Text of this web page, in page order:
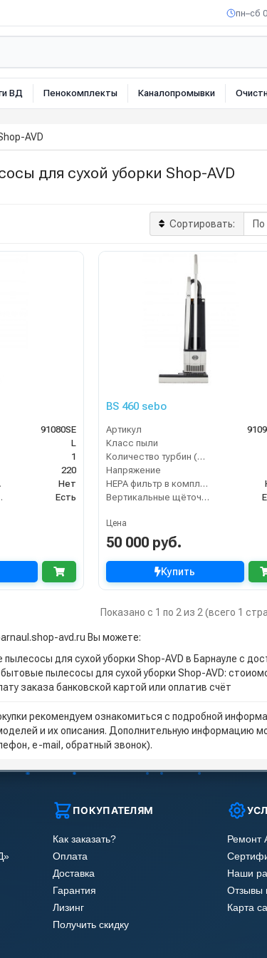
пн–сб
ВД Пенокомплекты Каналопромывки
AVD
для сухой уборки Shop-AVD
Сортировать:
91080SE
L
1
220
Нет
Есть
BS 460 sebo
Артикул
Класс пыли
Количество турбин (шт)
Напряжение
HEPA фильтр в комплекте
Вертикальные щёточные пылесосы
Цена
50 000 руб.
Купить
Показано с 1 по 2 из 2 (всего 1
avd.ru Вы можете:
пылесосы для сухой уборки Shop-AVD в Барнауле с
пылесосы для сухой уборки Shop-AVD:
заказа банковской картой или оплатив счёт
рекомендуем ознакомиться с подробной
и их описания. Дополнительную информацию
e-mail, обратный звонок).
ПОКУПАТЕЛЯМ
Как заказать?
Оплата
Доставка
Гарантия
Лизинг
Получить скидку
Ремонт
Наши
Отзывы
Карта